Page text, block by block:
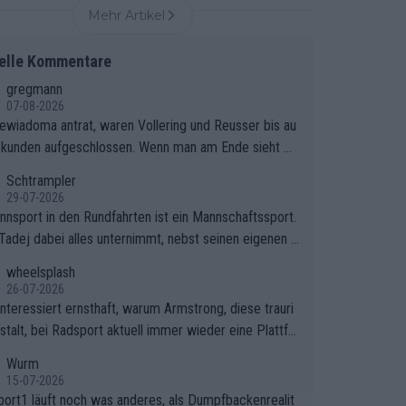
Mehr Artikel
Kommentare
gregmann
07-08-2026
antrat, waren Vollering und Reusser bis au
aufgeschlossen. Wenn man am Ende sieht wi
Vollering die 7 Sekunden zu Niewiadoma nicht ge
hat und den Abstand hat anwachsen lassen. Ein
taktischer Fehler, der den Tour Sieg kosten wird.
Etappe perfekt. Die Zögerlichkeit von Demi Voller
Moment war das entscheidende Puzzleteil,
Niewiadoma die Tür zum Gelben Trikot geöf
taktische Dilemma am Mont VentouxDie psyc
Falle: Vollering spekulierte in dieser Phase dara
Marlen Reusser im Gelben Trikot die Nachführarbe
Schtrampler
29-07-2026
in den Rundfahrten ist ein Mannschaftssport.
dabei alles unternimmt, nebst seinen eigenen A
das ganze Team auch mental stark zu machen und
am Erfolg teilzuhaben, ist ihm ganz hoch anzurech
ist ein Zeichen weit über den Radsport hinaus.
wheelsplash
26-07-2026
ernsthaft, warum Armstrong, diese trauri
bei Radsport aktuell immer wieder eine Plattfo
Wurm
15-07-2026
läuft noch was anderes, als Dumpfbackenrealit